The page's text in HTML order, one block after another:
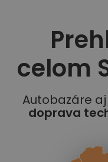
celom
Autobazáre
doprava